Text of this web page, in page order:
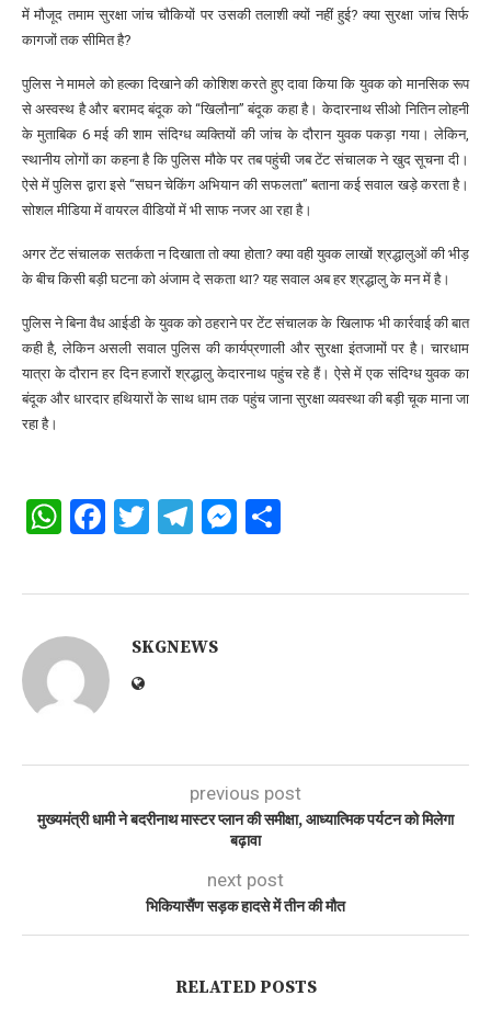
में मौजूद तमाम सुरक्षा जांच चौकियों पर उसकी तलाशी क्यों नहीं हुई? क्या सुरक्षा जांच सिर्फ
कागजों तक सीमित है?
पुलिस ने मामले को हल्का दिखाने की कोशिश करते हुए दावा किया कि युवक को मानसिक रूप
से अस्वस्थ है और बरामद बंदूक को “खिलौना” बंदूक कहा है। केदारनाथ सीओ नितिन लोहनी
के मुताबिक 6 मई की शाम संदिग्ध व्यक्तियों की जांच के दौरान युवक पकड़ा गया। लेकिन,
स्थानीय लोगों का कहना है कि पुलिस मौके पर तब पहुंची जब टेंट संचालक ने खुद सूचना दी।
ऐसे में पुलिस द्वारा इसे “सघन चेकिंग अभियान की सफलता” बताना कई सवाल खड़े करता है।
सोशल मीडिया में वायरल वीडियों में भी साफ नजर आ रहा है।
अगर टेंट संचालक सतर्कता न दिखाता तो क्या होता? क्या वही युवक लाखों श्रद्धालुओं की भीड़
के बीच किसी बड़ी घटना को अंजाम दे सकता था? यह सवाल अब हर श्रद्धालु के मन में है।
पुलिस ने बिना वैध आईडी के युवक को ठहराने पर टेंट संचालक के खिलाफ भी कार्रवाई की बात
कही है, लेकिन असली सवाल पुलिस की कार्यप्रणाली और सुरक्षा इंतजामों पर है। चारधाम
यात्रा के दौरान हर दिन हजारों श्रद्धालु केदारनाथ पहुंच रहे हैं। ऐसे में एक संदिग्ध युवक का
बंदूक और धारदार हथियारों के साथ धाम तक पहुंच जाना सुरक्षा व्यवस्था की बड़ी चूक माना जा
रहा है।
WhatsApp
Facebook
Twitter
Telegram
Messenger
SKGNEWS
previous post
मुख्यमंत्री धामी ने बदरीनाथ मास्टर प्लान की समीक्षा, आध्यात्मिक पर्यटन को मिलेगा
बढ़ावा
next post
भिकियासैंण सड़क हादसे में तीन की मौत
RELATED POSTS